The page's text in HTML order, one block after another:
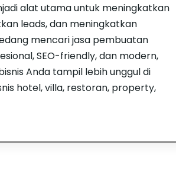
alat utama untuk meningkatkan
leads, dan meningkatkan
mencari jasa pembuatan
SEO-friendly, dan modern,
Anda tampil lebih unggul di
hotel, villa, restoran, property,